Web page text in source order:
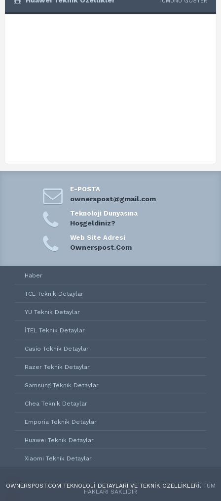
E-POSTA
ownerspost@gmail.com
Teknoloji Dunyasına
Hoşgeldiniz?
Web Site Adresi
Ownerspost.Com
Haber
TCL Teknik Detaylar
YU Teknik Detaylar
İTEL Teknik Detaylar
Casio Teknik Detaylar
Razer Teknik Detaylar
Samsung Teknik Detaylar
Chea Teknik Detaylar
Emporia Teknik Detaylar
Huawei Teknik Detaylar
Xiaomi Teknik Detaylar
OWNERSPOST.COM TEKNOLOJI DETAYLARI VE TEKNIK ÖZELLIKLERI. TÜM
HAKLARI SAKLIDIR